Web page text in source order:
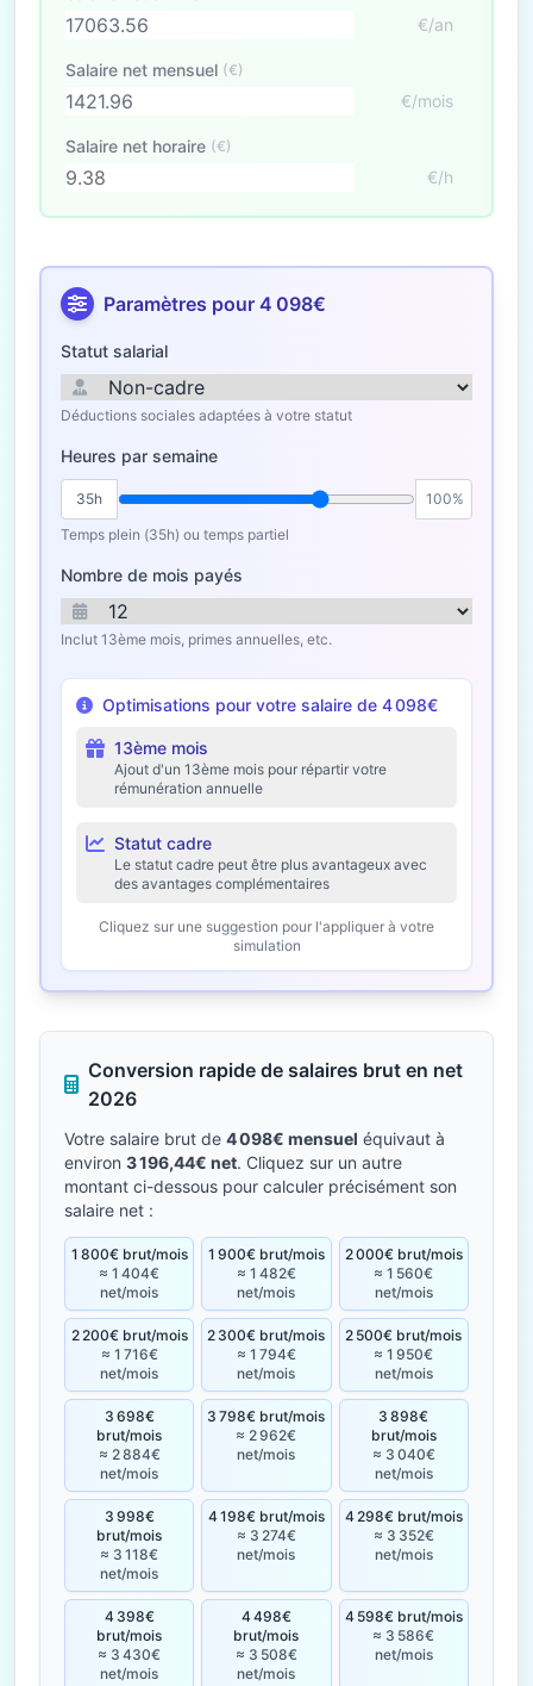
€/an
Salaire net mensuel (€)
€/mois
Salaire net horaire (€)
€/h
Paramètres pour 4 098€
Statut salarial
Déductions sociales adaptées à votre statut
Heures par semaine
35h
100%
Temps plein (35h) ou temps partiel
Nombre de mois payés
Inclut 13ème mois, primes annuelles, etc.
Optimisations pour votre salaire de 4 098€
13ème mois
Ajout d'un 13ème mois pour répartir votre
rémunération annuelle
Statut cadre
Le statut cadre peut être plus avantageux avec
des avantages complémentaires
Cliquez sur une suggestion pour l'appliquer à votre
simulation
Conversion rapide de salaires brut en net
2026
Votre salaire brut de 4 098€ mensuel équivaut à
environ 3 196,44€ net. Cliquez sur un autre
montant ci-dessous pour calculer précisément son
salaire net :
1 800€ brut/mois
≈ 1 404€
net/mois
1 900€ brut/mois
≈ 1 482€
net/mois
2 000€ brut/mois
≈ 1 560€
net/mois
2 200€ brut/mois
≈ 1 716€
net/mois
2 300€ brut/mois
≈ 1 794€
net/mois
2 500€ brut/mois
≈ 1 950€
net/mois
3 698€
brut/mois
≈ 2 884€
net/mois
3 798€ brut/mois
≈ 2 962€
net/mois
3 898€
brut/mois
≈ 3 040€
net/mois
3 998€
brut/mois
≈ 3 118€
net/mois
4 198€ brut/mois
≈ 3 274€
net/mois
4 298€ brut/mois
≈ 3 352€
net/mois
4 398€
brut/mois
≈ 3 430€
net/mois
4 498€
brut/mois
≈ 3 508€
net/mois
4 598€ brut/mois
≈ 3 586€
net/mois